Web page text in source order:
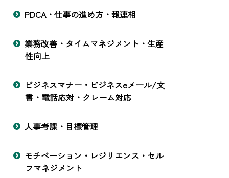
PDCA・仕事の進め方・報連相
業務改善・タイムマネジメント・生産
性向上
ビジネスマナー・ビジネスeメール/文
書・電話応対・クレーム対応
人事考課・目標管理
モチベーション・レジリエンス・セル
フマネジメント